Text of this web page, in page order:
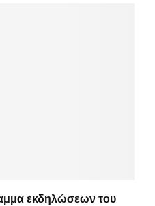
εκδηλώσεων του